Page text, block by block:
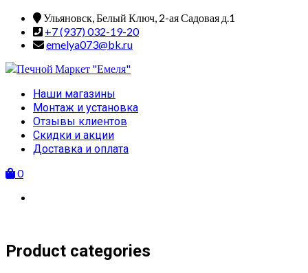
Skip
content
Ульяновск, Белый Ключ, 2-ая Садовая д.1
+7 (937) 032-19-20
emelya073@bk.ru
Primary
Menu
Наши магазины
Монтаж и установка
Отзывы клиентов
Скидки и акции
Доставка и оплата
0
Product categories